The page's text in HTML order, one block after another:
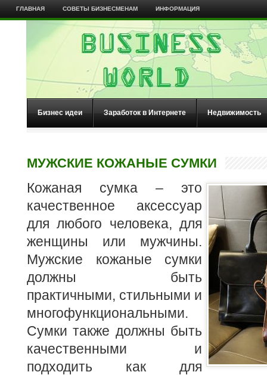
ГЛАВНАЯ СОВЕТЫ БИЗНЕСМЕНАМ ИНФОРМАЦИЯ
Бизнес идеи Заработок в Интернете Недвижимость
МУЖСКИЕ КОЖАНЫЕ СУМКИ
Кожаная сумка – это
качественное аксессуар
для любого человека, для
женщины или мужчины.
Мужские кожаные сумки
должны быть
практичными, стильными и
многофункциональными.
Сумки также должны быть
качественными и
подходить как для